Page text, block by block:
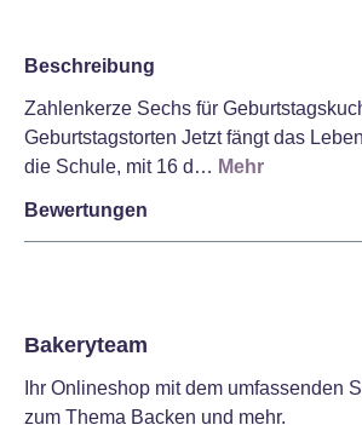
Beschreibung
Zahlenkerze Sechs für
Geburtstagstorten Jetzt fängt das
die Schule, mit 16 d… Mehr
Bewertungen
Bakeryteam
Ihr Onlineshop mit dem umfassenden
zum Thema Backen und mehr.